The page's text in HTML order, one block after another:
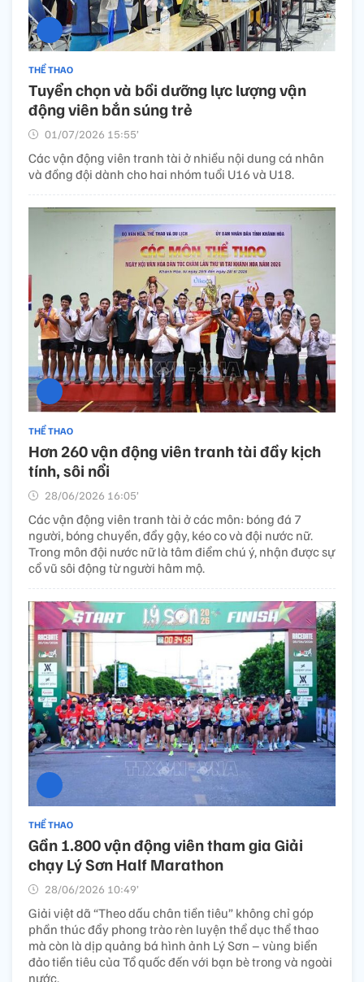
THỂ THAO
Tuyển chọn và bồi dưỡng lực lượng vận
động viên bắn súng trẻ
01/07/2026 15:55’
Các vận động viên tranh tài ở nhiều nội dung cá nhân
và đồng đội dành cho hai nhóm tuổi U16 và U18.
THỂ THAO
Hơn 260 vận động viên tranh tài đầy kịch
tính, sôi nổi
28/06/2026 16:05’
Các vận động viên tranh tài ở các môn: bóng đá 7
người, bóng chuyền, đẩy gậy, kéo co và đội nước nữ.
Trong môn đội nước nữ là tâm điểm chú ý, nhận được sự
cổ vũ sôi động từ người hâm mộ.
THỂ THAO
Gần 1.800 vận động viên tham gia Giải
chạy Lý Sơn Half Marathon
28/06/2026 10:49’
Giải việt dã “Theo dấu chân tiền tiêu” không chỉ góp
phần thúc đẩy phong trào rèn luyện thể dục thể thao
mà còn là dịp quảng bá hình ảnh Lý Sơn – vùng biển
đảo tiền tiêu của Tổ quốc đến với bạn bè trong và ngoài
nước.